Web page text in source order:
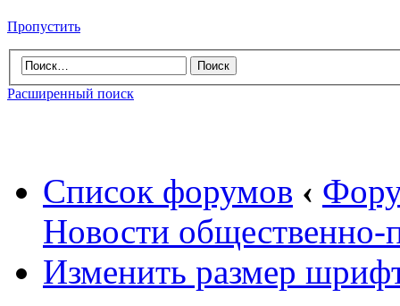
Пропустить
Расширенный поиск
Список форумов ‹
Новости общественно-
Изменить размер